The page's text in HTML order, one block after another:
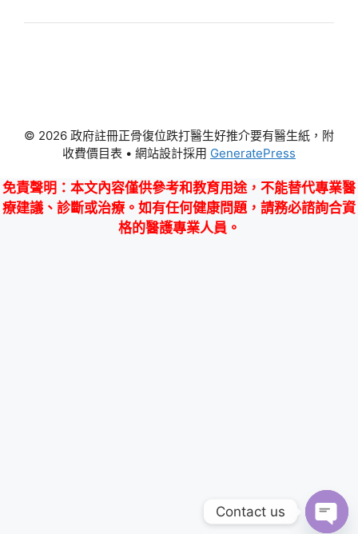
© 2026 政府註冊正骨復位跌打醫生好推介要有醫生紙，附
收費價目表 • 網站設計採用 GeneratePress
免責聲明 ：本文內容僅供參考和教育用途，不能替代專業醫
療建議、診斷或治療。如有任何健康問題，請務必諮詢合資
格的醫護專業人員。
Contact us